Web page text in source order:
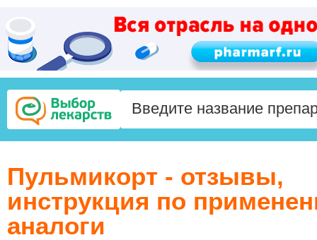
Пульмикорт - отзывы,
инструкция по
аналоги